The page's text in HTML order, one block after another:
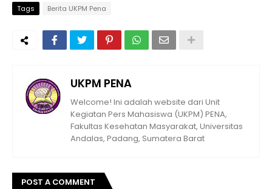
Tags Berita UKPM Pena
UKPM PENA
Welcome! Ini adalah website dari Unit
Kegiatan Pers Mahasiswa (UKPM) PENA,
Fakultas Kesehatan Masyarakat, Universitas
Andalas, Padang, Sumatera Barat
POST A COMMENT